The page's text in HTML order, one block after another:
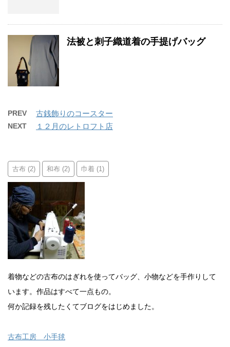
法被と刺子織道着の手提げバッグ
PREV 古銭飾りのコースター
NEXT １２月のレトロフト店
古布 (2) 和布 (2) 巾着 (1)
着物などの古布のはぎれを使ってバッグ、小物などを手作りして
います。作品はすべて一点もの。
何か記録を残したくてブログをはじめました。
古布工房 小手毬